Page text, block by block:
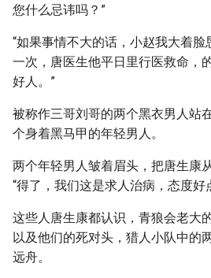
您什么忌讳吗？”
“如果事情不大的话，小赵我大着
一次，唐医生他平日里行医救命，
好人。”
被称作三哥刘哥的两个黑衣男人站
个身着黑马甲的年轻男人。
两个年轻男人皱着眉头，把唐生康
“得了，我们这是求人治病，态度好
这些人唐生康都认识，青狼会老大
以及他们的死对头，猎人小队中的
远舟。